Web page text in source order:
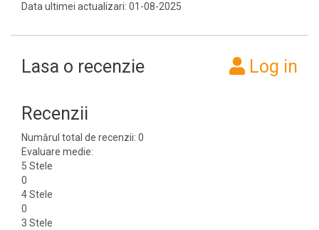
Data ultimei actualizari: 01-08-2025
Lasa o recenzie Log in
Recenzii
Numărul total de recenzii: 0
Evaluare medie:
5 Stele
0
4 Stele
0
3 Stele